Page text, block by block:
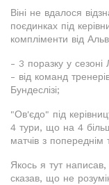
Віні не вдалося
поєдинках під
компліменти від
- 3 поразку у
- від команд
Бундеслізі;
"Ов'єдо" під
4 тури, що на 4
матчів з попереднім
Якось я тут
сказав, що не